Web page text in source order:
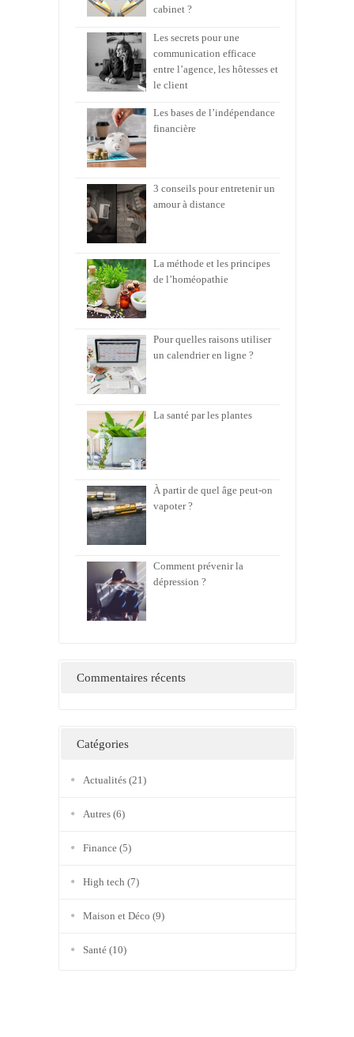
cabinet ?
Les secrets pour une
communication efficace
entre l’agence, les hôtesses et
le client
Les bases de l’indépendance
financière
3 conseils pour entretenir un
amour à distance
La méthode et les principes
de l’homéopathie
Pour quelles raisons utiliser
un calendrier en ligne ?
La santé par les plantes
À partir de quel âge peut-on
vapoter ?
Comment prévenir la
dépression ?
Commentaires récents
Catégories
Actualités(21)
Autres(6)
Finance(5)
High tech (7)
Maison et Déco (9)
Santé(10)